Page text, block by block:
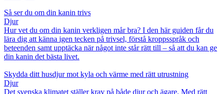
Så ser du om din kanin trivs
Djur
Hur vet du om din kanin verkligen mår bra? I den här guiden får du
lära dig att känna igen tecken på trivsel, förstå kroppsspråk och
beteenden samt upptäcka när något inte står rätt till – så att du kan ge
din kanin det bästa livet.
Skydda ditt husdjur mot kyla och värme med rätt utrustning
Djur
Det svenska klimatet ställer krav på både djur och ägare. Med rätt